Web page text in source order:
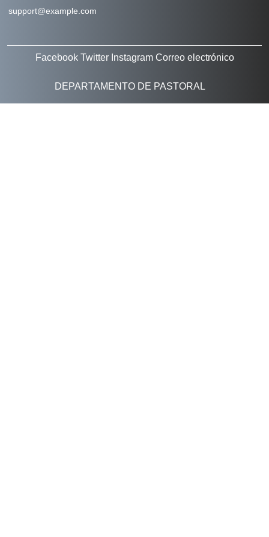
support@example.com
Facebook Twitter Instagram Correo electrónico
DEPARTAMENTO DE PASTORAL